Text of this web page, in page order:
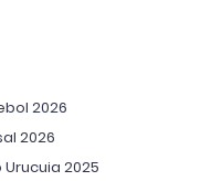
2026
2026
2025